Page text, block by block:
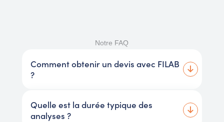
Notre FAQ
Comment obtenir un devis avec FILAB
?
Quelle est la durée typique des
analyses ?